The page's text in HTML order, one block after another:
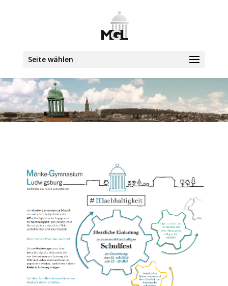
Seite wählen